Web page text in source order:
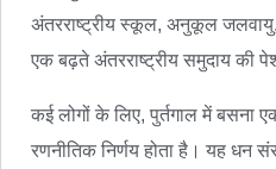
अंतरराष्ट्रीय स्कूल, अनुकूल
एक बढ़ते अंतरराष्ट्रीय समुदाय की
कई लोगों के लिए, पुर्तगाल में बसना
रणनीतिक निर्णय होता है। यह धन